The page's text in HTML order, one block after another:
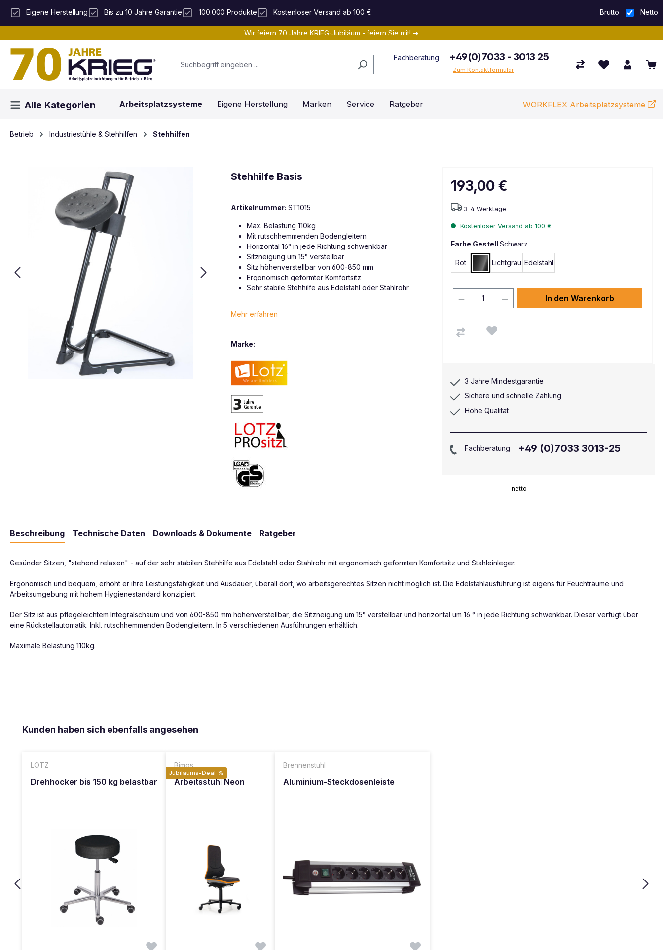
Hauptinhalt springen
Zur Suche springen
Zur Hauptnavigation springen
Eigene Herstellung Bis zu 10 Jahre Garantie 100.000 Produkte Kostenloser Versand ab 100 € Brutto Netto
Wir feiern 70 Jahre KRIEG-Jubiläum - feiern Sie mit! ➔
Fachberatung +49(0)7033 - 3013 25
Zum Kontaktformular
Alle Kategorien Arbeitsplatzsysteme Eigene Herstellung Marken Service Ratgeber WORKFLEX Arbeitsplatzsysteme
Betrieb Industriestühle & Stehhilfen Stehhilfen
Stehhilfe Basis
Artikelnummer: ST1015
Max. Belastung 110kg
Mit rutschhemmenden Bodengleitern
Horizontal 16° in jede Richtung schwenkbar
Sitzneigung um 15° verstellbar
Sitz höhenverstellbar von 600-850 mm
Ergonomisch geformter Komfortsitz
Sehr stabile Stehhilfe aus Edelstahl oder Stahlrohr
Mehr erfahren
Marke:
193,00 €
netto
3-4 Werktage
Kostenloser Versand ab 100 €
Farbe Gestell Schwarz
Rot
Schwarz
Lichtgrau Edelstahl
In den Warenkorb
3 Jahre Mindestgarantie
Sichere und schnelle Zahlung
Hohe Qualität
Fachberatung +49 (0)7033 3013-25
Beschreibung Technische Daten Downloads & Dokumente Ratgeber
Gesünder Sitzen, "stehend relaxen" - auf der sehr stabilen Stehhilfe aus Edelstahl oder Stahlrohr mit ergonomisch geformten Komfortsitz und Stahleinleger.
Ergonomisch und bequem, erhöht er ihre Leistungsfähigkeit und Ausdauer, überall dort, wo arbeitsgerechtes Sitzen nicht möglich ist. Die Edelstahlausführung ist eigens für Feuchträume und
Arbeitsumgebung mit hohem Hygienestandard konzipiert.
Der Sitz ist aus pflegeleichtem Integralschaum und von 600-850 mm höhenverstellbar, die Sitzneigung um 15° verstellbar und horizontal um 16 ° in jede Richtung schwenkbar. Dieser verfügt über
eine Rückstellautomatik. Inkl. rutschhemmenden Bodengleitern. In 5 verschiedenen Ausführungen erhältlich.
Maximale Belastung 110kg.
Produktgalerie überspringen
Kunden haben sich ebenfalls angesehen
LOTZ
Drehhocker bis 150 kg belastbar
Bimos
Jubiläums-Deal %
Arbeitsstuhl Neon
Brennenstuhl
Aluminium-Steckdosenleiste